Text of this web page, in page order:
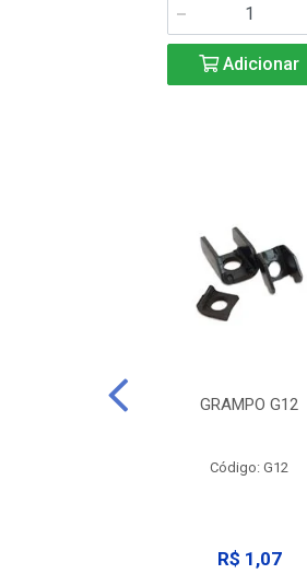
Adicionar
GRAMPO G12
Código: G12
R$ 1,07